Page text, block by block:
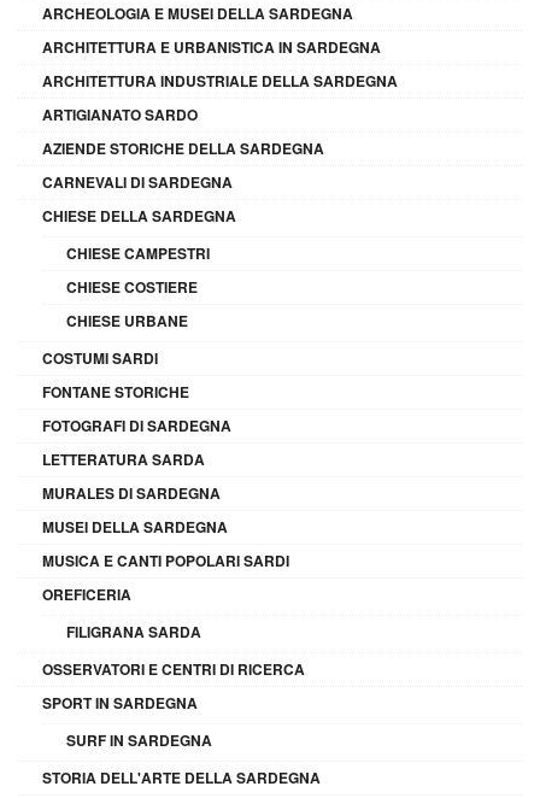
ARCHEOLOGIA E MUSEI DELLA SARDEGNA
ARCHITETTURA E URBANISTICA IN SARDEGNA
ARCHITETTURA INDUSTRIALE DELLA SARDEGNA
ARTIGIANATO SARDO
AZIENDE STORICHE DELLA SARDEGNA
CARNEVALI DI SARDEGNA
CHIESE DELLA SARDEGNA
CHIESE CAMPESTRI
CHIESE COSTIERE
CHIESE URBANE
COSTUMI SARDI
FONTANE STORICHE
FOTOGRAFI DI SARDEGNA
LETTERATURA SARDA
MURALES DI SARDEGNA
MUSEI DELLA SARDEGNA
MUSICA E CANTI POPOLARI SARDI
OREFICERIA
FILIGRANA SARDA
OSSERVATORI E CENTRI DI RICERCA
SPORT IN SARDEGNA
SURF IN SARDEGNA
STORIA DELL'ARTE DELLA SARDEGNA